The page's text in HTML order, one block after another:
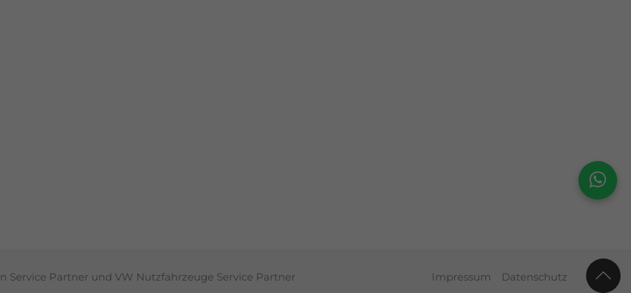
Service Partner und VW Nutzfahrzeuge Service Partner Impressum Datenschutz